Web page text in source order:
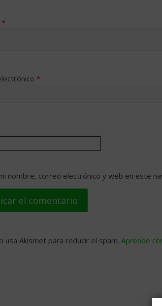
*
*
nombre, correo electrónico y web en este
usa Akismet para reducir el spam. Aprende